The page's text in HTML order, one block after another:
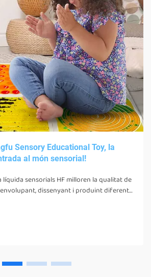
Sensory Educational Toy, la
al món sensorial!
líquida sensorials HF milloren la qualitat de
dissenyant i produint diferents
els seus sentits